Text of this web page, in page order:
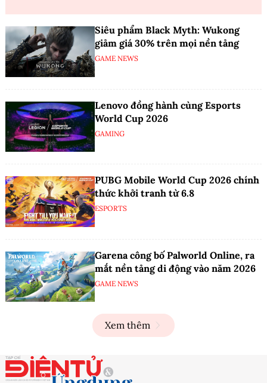
Siêu phẩm Black Myth: Wukong
giảm giá 30% trên mọi nền tảng
GAME NEWS
Lenovo đồng hành cùng Esports
World Cup 2026
GAMING
PUBG Mobile World Cup 2026 chính
thức khởi tranh từ 6.8
ESPORTS
Garena công bố Palworld Online, ra
mắt nền tảng di động vào năm 2026
GAME NEWS
Xem thêm